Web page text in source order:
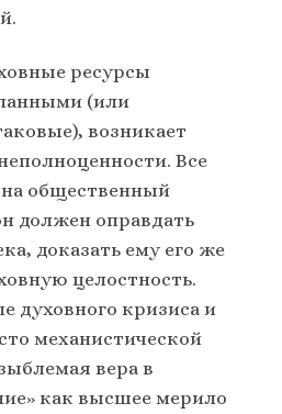
ресурсы
(или
возникает
Все
общественный
должен оправдать
доказать ему его же
целостность.
духовного кризиса и
механистической
вера в
как высшее мерило